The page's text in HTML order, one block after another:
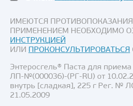
ИМЕЮТСЯ
ПРИМЕНЕНИЕМ НЕОБХОДИМО
ИНСТРУКЦИЕЙ
ИЛИ ПРОКОНСУЛЬТИРОВАТЬСЯ
Энтеросгель® Паста для
ЛП-№(000036)-(РГ-RU) от
внутрь [сладкая], 225 г Рег. №
21.05.2009